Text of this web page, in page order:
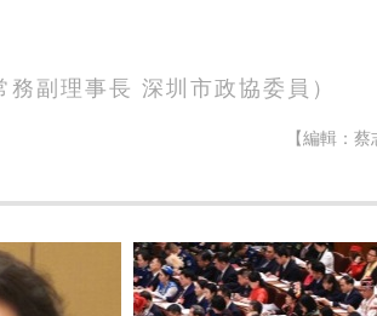
務副理事長 深圳市政協委員）
【編輯：蔡